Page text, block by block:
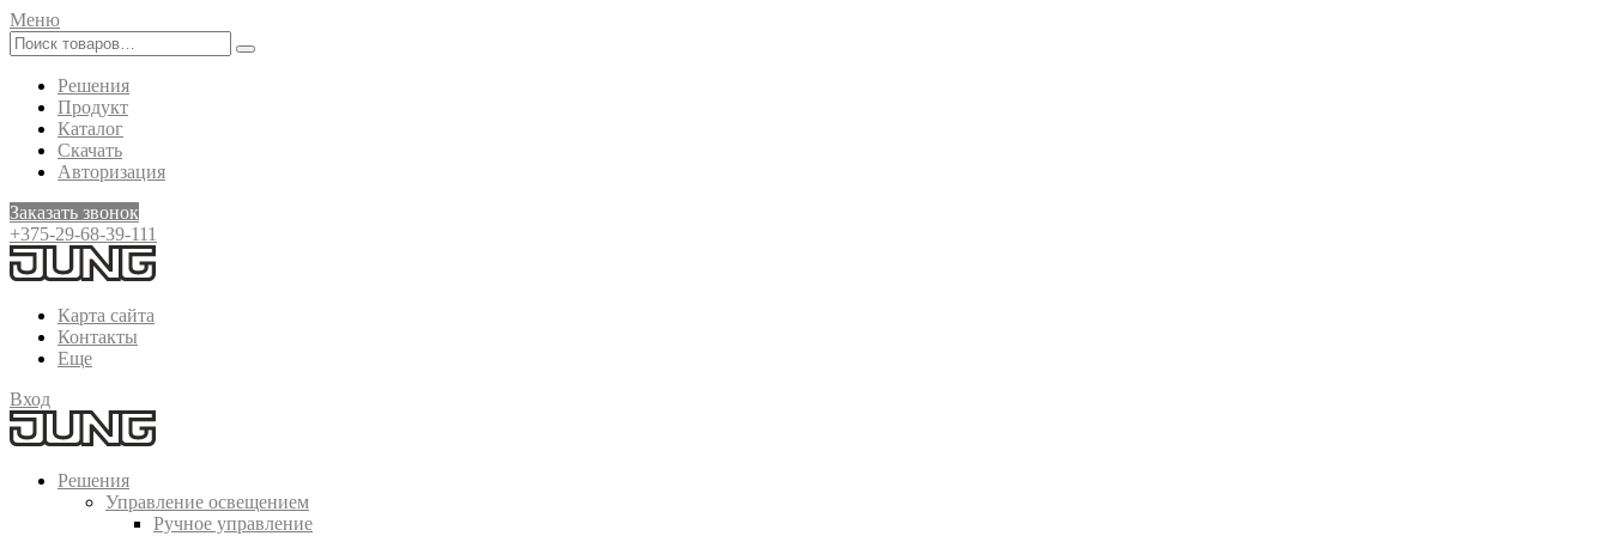
Меню
Решения
Продукт
Каталог
Скачать
Авторизация
Заказать звонок
+375-29-68-39-111
Карта сайта
Контакты
Еще
Вход
Решения
Управление освещением
Ручное управление